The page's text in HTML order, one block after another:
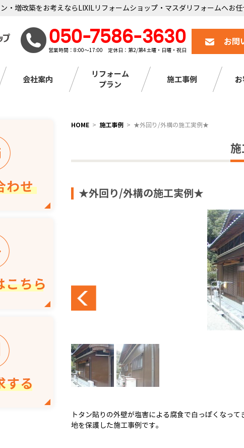
・増改築をお考えならLIXILリフォームショップ・マスダリフォームへお任
050-7586-3630
営業時間：8:00～17:00 定休日：第2/第4土曜・日曜・祝日
お問
会社案内
リフォーム
プラン
施工事例
HOME 施工事例 ★外回り/外構の施工実例★
施
★外回り/外構の施工実例★
トタン貼りの外壁が塩害による腐食で白っぽくなっ
地を保護した施工事例です。